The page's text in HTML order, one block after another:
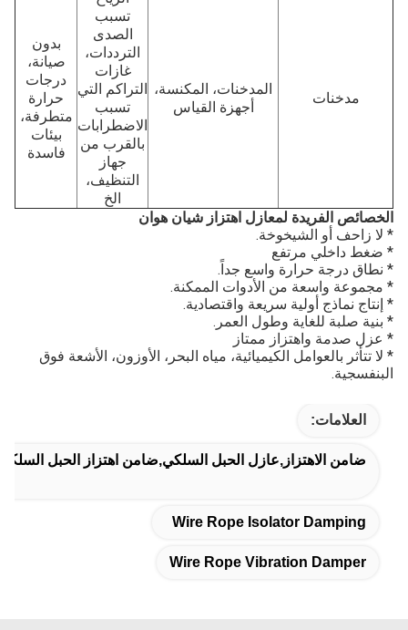
مدخنات
المدخنات، المكنسة،
أجهزة القياس
تسبب
الصدى
الترددات،
غازات
التراكم التي
تسبب
الاضطرابات
بالقرب من
جهاز
التنظيف،
الخ
بدون
صيانة،
درجات
حرارة
متطرفة،
بيئات
فاسدة
الخصائص الفريدة لمعازل اهتزاز شيان هوان
* لا زاحف أو الشيخوخة.
* ضغط داخلي مرتفع
* نطاق درجة حرارة واسع جداً.
* مجموعة واسعة من الأدوات الممكنة.
* إنتاج نماذج أولية سريعة واقتصادية.
* بنية صلبة للغاية وطول العمر.
* عزل صدمة واهتزاز ممتاز
* لا تتأثر بالعوامل الكيميائية، مياه البحر، الأوزون، الأشعة فوق
البنفسجية.
العلامات:
ضامن الاهتزاز,عازل الحبل السلكي,ضامن اهتزاز الحبل السلكي
Wire Rope Isolator Damping
Wire Rope Vibration Damper